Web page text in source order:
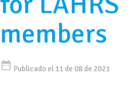
members
date_range Publicado el 11 de 08 de 2021